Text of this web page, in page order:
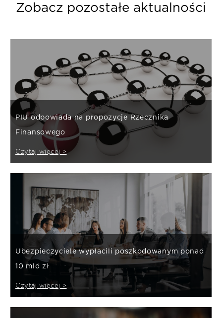
Zobacz pozostałe aktualności
PIU odpowiada na propozycje Rzecznika
Finansowego
Czytaj więcej >
Ubezpieczyciele wypłacili poszkodowanym ponad
10 mld zł
Czytaj więcej >